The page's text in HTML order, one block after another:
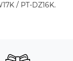
/ PT-DZ16K.